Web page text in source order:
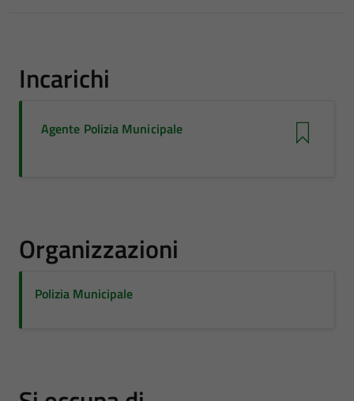
Incarichi
Agente Polizia Municipale
Organizzazioni
Polizia Municipale